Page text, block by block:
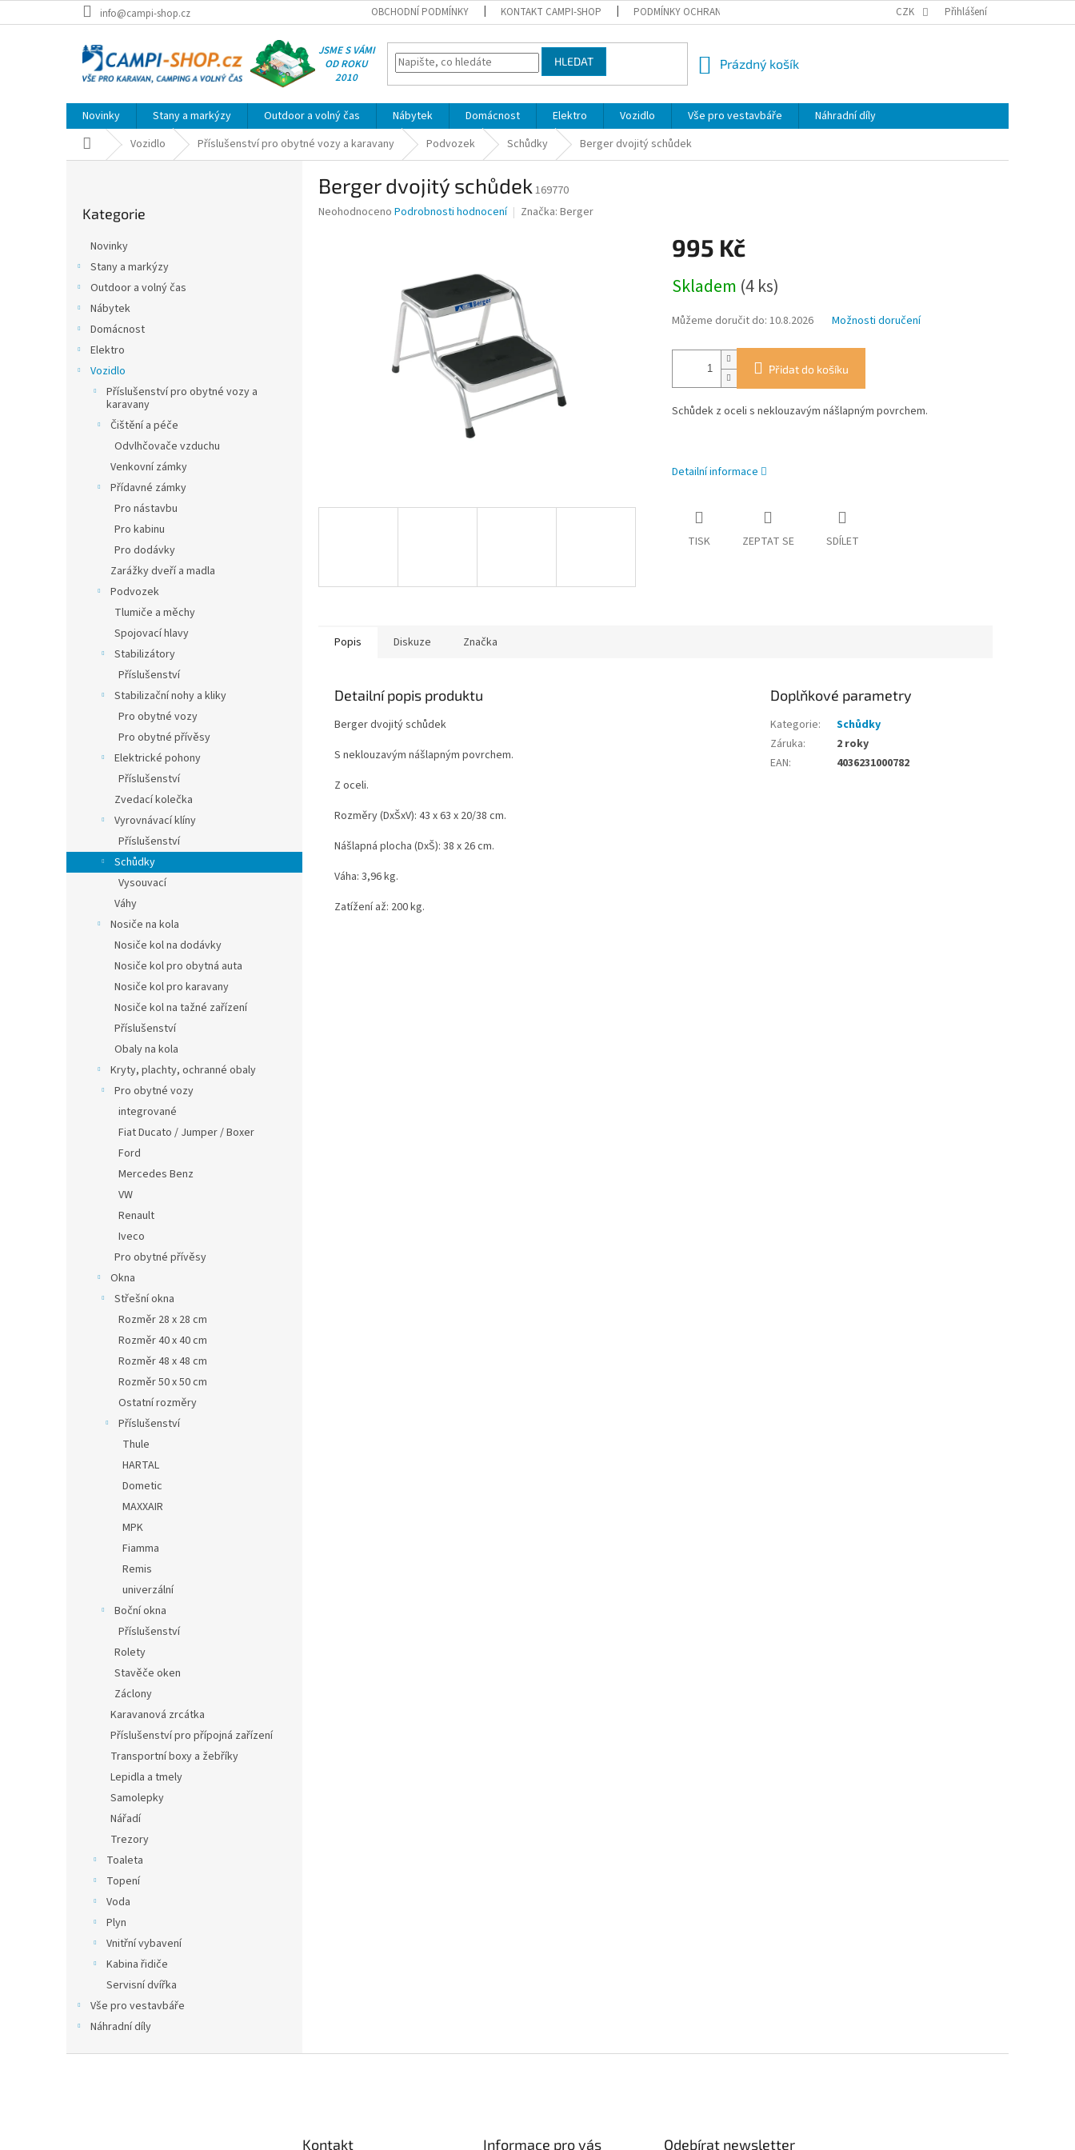
na
info@campi-shop.cz OBCHODNÍ PODMÍNKY KONTAKT CAMPI-SHOP PODMÍNKY OCHRANY OSOBNÍCH ÚDAJŮ REKLAMACE
CZK Přihlášení
JSME S VÁMI
OD ROKU
2010
HLEDAT
NÁKUPNÍ
Prázdný košík
Novinky Stany a markýzy Outdoor a volný čas Nábytek Domácnost Elektro Vozidlo Vše pro vestavbáře
Náhradní díly
Domů Vozidlo Příslušenství pro obytné vozy a karavany Podvozek Schůdky Berger dvojitý schůdek
kategorie
Kategorie
Novinky
Stany a markýzy
Outdoor a volný čas
Nábytek
Domácnost
Elektro
Vozidlo
Příslušenství pro obytné vozy a
karavany
Čištění a péče
Odvlhčovače vzduchu
Venkovní zámky
Přídavné zámky
Pro nástavbu
Pro kabinu
Pro dodávky
Zarážky dveří a madla
Podvozek
Tlumiče a měchy
Spojovací hlavy
Stabilizátory
Příslušenství
Stabilizační nohy a kliky
Pro obytné vozy
Pro obytné přívěsy
Elektrické pohony
Příslušenství
Zvedací kolečka
Vyrovnávací klíny
Příslušenství
Schůdky
Vysouvací
Váhy
Nosiče na kola
Nosiče kol na dodávky
Nosiče kol pro obytná auta
Nosiče kol pro karavany
Nosiče kol na tažné zařízení
Příslušenství
Obaly na kola
Kryty, plachty, ochranné obaly
Pro obytné vozy
integrované
Fiat Ducato / Jumper / Boxer
Ford
Mercedes Benz
VW
Renault
Iveco
Pro obytné přívěsy
Okna
Střešní okna
Rozměr 28 x 28 cm
Rozměr 40 x 40 cm
Rozměr 48 x 48 cm
Rozměr 50 x 50 cm
Ostatní rozměry
Příslušenství
Thule
HARTAL
Dometic
MAXXAIR
MPK
Fiamma
Remis
univerzální
Boční okna
Příslušenství
Rolety
Stavěče oken
Záclony
Karavanová zrcátka
Příslušenství pro přípojná zařízení
Transportní boxy a žebříky
Lepidla a tmely
Samolepky
Nářadí
Trezory
Toaleta
Topení
Voda
Plyn
Vnitřní vybavení
Kabina řidiče
Servisní dvířka
Vše pro vestavbáře
Náhradní díly
Berger dvojitý schůdek 169770
Průměrné
Neohodnoceno Podrobnosti hodnocení Značka: Berger
995 Kč
cena:
Skladem (4 ks)
Můžeme doručit do: 10.8.2026 Možnosti doručení
Přidat do košíku
Schůdek z oceli s neklouzavým nášlapným povrchem.
Detailní informace
TISK ZEPTAT SE SDÍLET
Popis Diskuze Značka
Detailní popis produktu
Berger dvojitý schůdek
S neklouzavým nášlapným povrchem.
Z oceli.
Rozměry (DxŠxV): 43 x 63 x 20/38 cm.
Nášlapná plocha (DxŠ): 38 x 26 cm.
Váha: 3,96 kg.
Zatížení až: 200 kg.
Doplňkové parametry
Kategorie:
Schůdky
Záruka:
2 roky
EAN: 4036231000782
Kontakt Informace pro vás Odebírat newsletter